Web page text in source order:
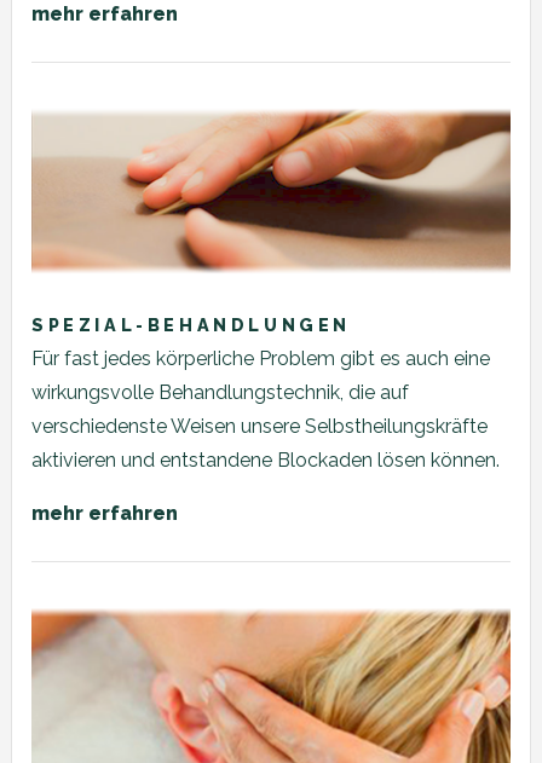
mehr erfahren
SPEZIAL-BEHANDLUNGEN
Für fast jedes körperliche Problem gibt es auch eine
wirkungsvolle Behandlungstechnik, die auf
verschiedenste Weisen unsere Selbstheilungskräfte
aktivieren und entstandene Blockaden lösen können.
mehr erfahren